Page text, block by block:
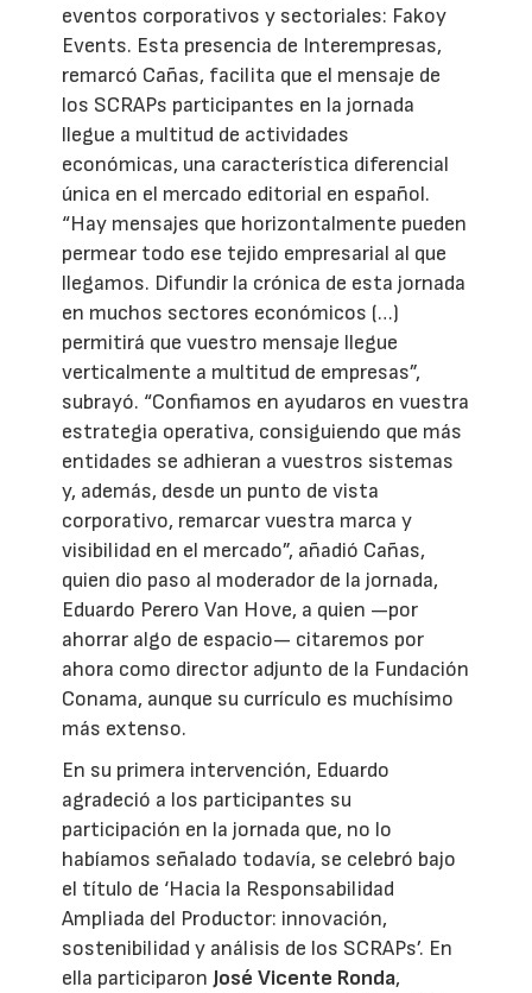
eventos corporativos y sectoriales: Fakoy
Events. Esta presencia de Interempresas,
remarcó Cañas, facilita que el mensaje de
los SCRAPs participantes en la jornada
llegue a multitud de actividades
económicas, una característica diferencial
única en el mercado editorial en español.
“Hay mensajes que horizontalmente pueden
permear todo ese tejido empresarial al que
llegamos. Difundir la crónica de esta jornada
en muchos sectores económicos (…)
permitirá que vuestro mensaje llegue
verticalmente a multitud de empresas”,
subrayó. “Confiamos en ayudaros en vuestra
estrategia operativa, consiguiendo que más
entidades se adhieran a vuestros sistemas
y, además, desde un punto de vista
corporativo, remarcar vuestra marca y
visibilidad en el mercado”, añadió Cañas,
quien dio paso al moderador de la jornada,
Eduardo Perero Van Hove, a quien —por
ahorrar algo de espacio— citaremos por
ahora como director adjunto de la Fundación
Conama, aunque su currículo es muchísimo
más extenso.
En su primera intervención, Eduardo
agradeció a los participantes su
participación en la jornada que, no lo
habíamos señalado todavía, se celebró bajo
el título de ‘Hacia la Responsabilidad
Ampliada del Productor: innovación,
sostenibilidad y análisis de los SCRAPs’. En
ella participaron José Vicente Ronda,